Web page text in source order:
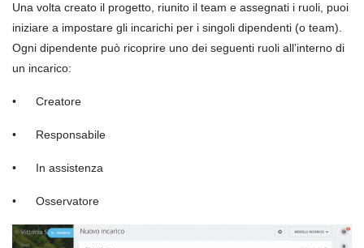
Una volta creato il progetto, riunito il team e assegnati i ruoli, puoi
iniziare a impostare gli incarichi per i singoli dipendenti (o team).
Ogni dipendente può ricoprire uno dei seguenti ruoli all’interno di
un incarico:
• Creatore
• Responsabile
• In assistenza
• Osservatore